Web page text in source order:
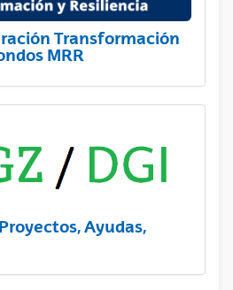
Transformación
MRR
Ayudas,